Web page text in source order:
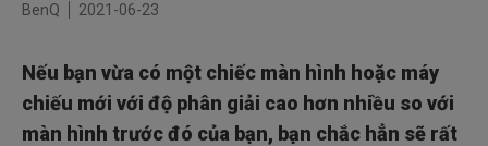
Kết nối HDCP 2.2
Xem xét sự nén
BenQ 2021-06-23
Nếu bạn vừa có một chiếc màn hình hoặc máy
chiếu mới với độ phân giải cao hơn nhiều so với
màn hình trước đó của bạn, bạn chắc hẳn sẽ rất